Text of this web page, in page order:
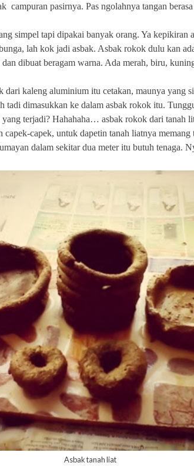
campuran pasirnya. Pas ngolahnya tangan
simpel tapi dipakai banyak orang. Ya kepikiran
lah kok jadi asbak. Asbak rokok dulu kan
dibuat beragam warna. Ada merah, biru,
dari kaleng aluminium itu cetakan, maunya yang
tadi dimasukkan ke dalam asbak rokok itu.
terjadi? Hahahaha… asbak rokok dari tanah
capek-capek, untuk dapetin tanah liatnya
dalam sekitar dua meter itu butuh tenaga.
Asbak tanah liat